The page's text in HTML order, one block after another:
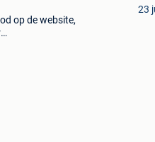
op de website,
23